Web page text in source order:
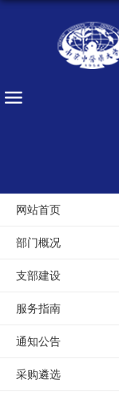
网站首页
部门概况
支部建设
服务指南
通知公告
采购遴选